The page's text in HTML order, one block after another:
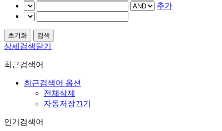
추가
상세검색닫기
최근검색어
최근검색어 옵션
전체삭제
자동저장끄기
인기검색어